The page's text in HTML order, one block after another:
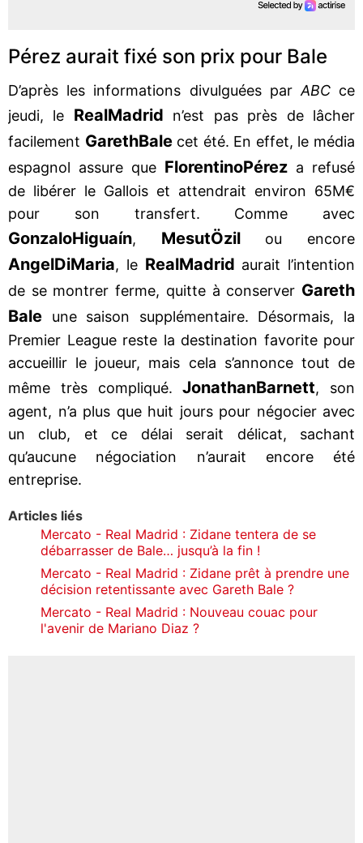
Pérez aurait fixé son prix pour Bale
D’après les informations divulguées par ABCce
jeudi, le RealMadrid n’est pas près de lâcher
facilement GarethBalecet été. En effet, le média
espagnol assure que FlorentinoPérez a refusé
de libérer le Gallois et attendrait environ 65M€
pour son transfert. Comme avec
GonzaloHiguaín, MesutÖzilou encore
AngelDiMaria, le RealMadrid aurait l’intention
de se montrer ferme, quitte à conserver Gareth
Bale une saison supplémentaire. Désormais, la
Premier League reste la destination favorite pour
accueillir le joueur, mais cela s’annonce tout de
même très compliqué.JonathanBarnett, son
agent, n’a plus que huit jours pour négocier avec
un club, et ce délai serait délicat, sachant
qu’aucune négociation n’aurait encore été
entreprise.
Articles liés
Mercato - Real Madrid : Zidane tentera de se
débarrasser de Bale… jusqu’à la fin !
Mercato - Real Madrid : Zidane prêt à prendre une
décision retentissante avec Gareth Bale ?
Mercato - Real Madrid : Nouveau couac pour
l'avenir de Mariano Diaz ?